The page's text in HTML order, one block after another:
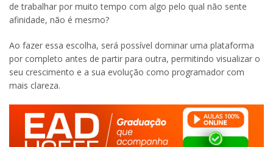
de trabalhar por muito tempo com algo pelo qual não sente
afinidade, não é mesmo?
Ao fazer essa escolha, será possível dominar uma plataforma
por completo antes de partir para outra, permitindo visualizar o
seu crescimento e a sua evolução como programador com
mais clareza.